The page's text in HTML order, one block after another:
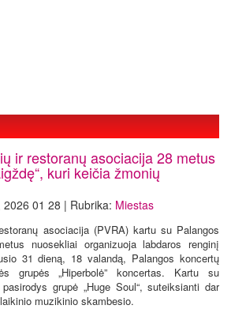
ir restoranų asociacija 28 metus
kuri keičia žmonių
2026 01 28 | Rubrika: Miestas
asociacija (PVRA) kartu su Palangos
nuosekliai organizuoja labdaros renginį
31 dieną, 18 valandą, Palangos koncertų
grupės „Hiperbolė” koncertas. Kartu su
grupė „Huge Soul“, suteiksianti dar
muzikinio skambesio.